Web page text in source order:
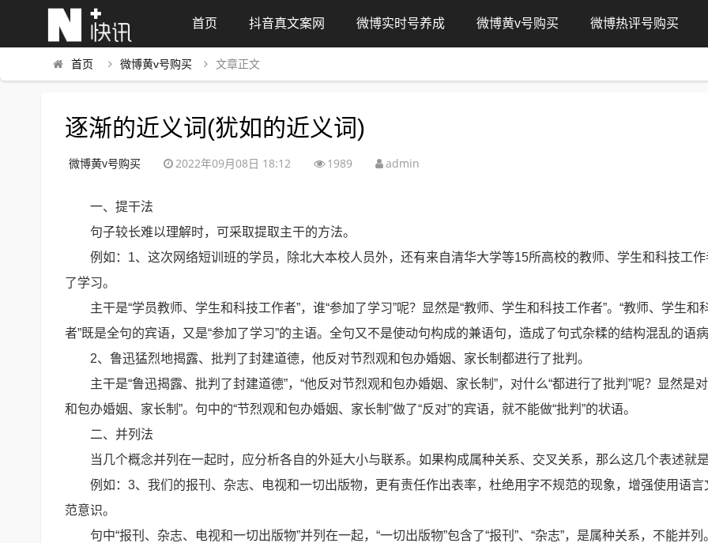
首页 抖音真文案网 微博实时号养成 微博黄v号购买 微博热评号购买
首页 微博黄v号购买 文章正文
逐渐的近义词(犹如的近义词)
微博黄v号购买 2022年09月08日 18:12 1989 admin
一、提干法
句子较长难以理解时，可采取提取主干的方法。
例如：1、这次网络短训班的学员，除北大本校人员外，还有来自清华大学等15所高校的教师、学生和科技工
了学习。
主干是“学员教师、学生和科技工作者”，谁“参加了学习”呢？显然是“教师、学生和科技工作者”。“教师、学生和
者”既是全句的宾语，又是“参加了学习”的主语。全句又不是使动句构成的兼语句，造成了句式杂糅的结构混乱的语
2、鲁迅猛烈地揭露、批判了封建道德，他反对节烈观和包办婚姻、家长制都进行了批判。
主干是“鲁迅揭露、批判了封建道德”，“他反对节烈观和包办婚姻、家长制”，对什么“都进行了批判”呢？显然是
和包办婚姻、家长制”。句中的“节烈观和包办婚姻、家长制”做了“反对”的宾语，就不能做“批判”的状语。
二、并列法
当几个概念并列在一起时，应分析各自的外延大小与联系。如果构成属种关系、交叉关系，那么这几个表述就
例如：3、我们的报刊、杂志、电视和一切出版物，更有责任作出表率，杜绝用字不规范的现象，增强使用语言
范意识。
句中“报刊、杂志、电视和一切出版物”并列在一起，“一切出版物”包含了“报刊”、“杂志”，是属种关系，不能并列